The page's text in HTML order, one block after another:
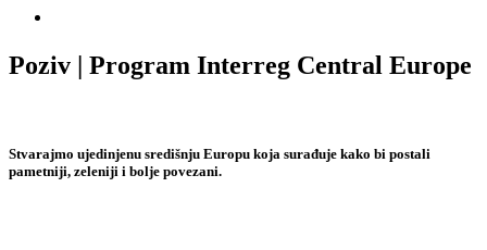
Poziv | Program Interreg Central Europe
Stvarajmo ujedinjenu središnju Europu koja surađuje kako bi postali
pametniji, zeleniji i bolje povezani.